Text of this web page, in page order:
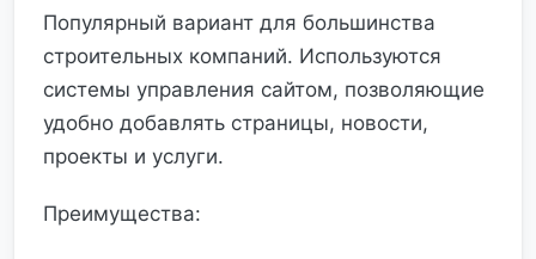
Популярный вариант для большинства
строительных компаний. Используются
системы управления сайтом, позволяющие
удобно добавлять страницы, новости,
проекты и услуги.
Преимущества: